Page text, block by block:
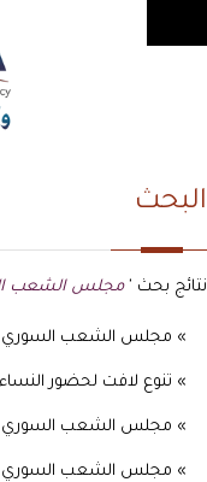
البحث
نتائج بحث 'مجلس الشعب
» مجلس الشعب السوري ينجز 60% من نظامه
» تنوع لافت لحضور
» مجلس الشعب السوري
» مجلس الشعب السوري